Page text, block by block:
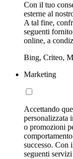
Con il tuo
esterne al
A tal fine,
seguenti
online, a
Bing, Criteo,
Marketing
Accettando
personalizzata
o promozioni
successo. Con
seguenti